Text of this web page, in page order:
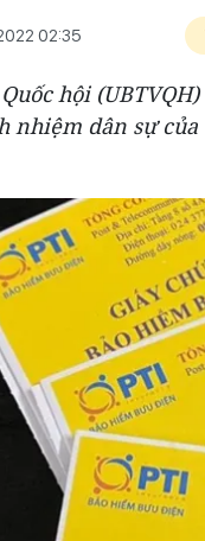
02:35
hội
nhiệm dân sự